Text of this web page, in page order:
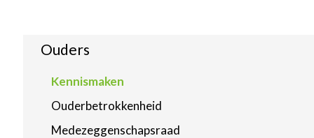
Ouders
Kennismaken
Ouderbetrokkenheid
Medezeggenschapsraad